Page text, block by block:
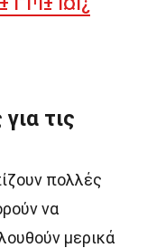
τις
πολλές
να
μερικά